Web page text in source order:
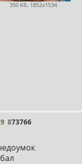
350 Кб, 1852x1534
873766